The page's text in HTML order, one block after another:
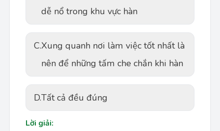
dễ nổ trong khu vực hàn
C.Xung quanh nơi làm việc tốt nhất là
nên để những tấm che chắn khi hàn
D.Tất cả đều đúng
Lời giải: